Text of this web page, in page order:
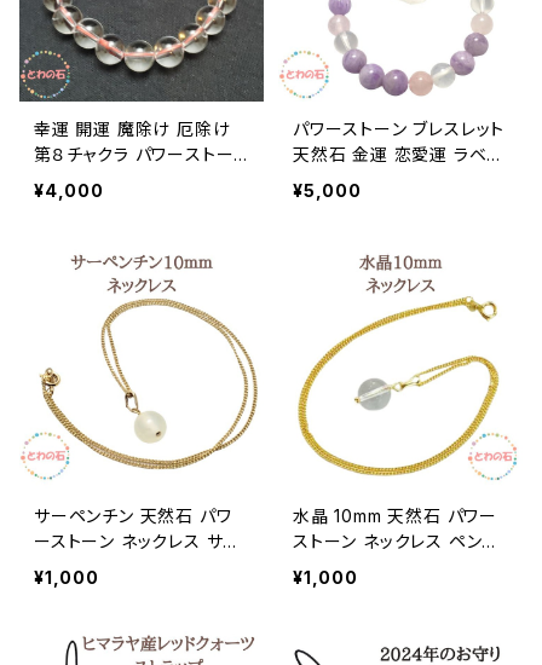
幸運 開運 魔除け 厄除け
第８チャクラ パワーストー
ン ブレスレット クリスタル
9ｍｍ パワーストーン ブレ
ィース メンズ プレゼント 占
い師が選んだ開運ブレス ギ
フト グッズ 誕生日プレゼン
ト アクセサリー
¥4,000
パワーストーン ブレスレット
天然石 金運 恋愛運 ラベン
ダーアメジスト ローズクォ
ーツ ミルキークォーツ 天然
送料無料 アクセサリー
¥5,000
サーペンチン 天然石 パワ
ーストーン ネックレス サー
ペンティン 健康運 活力 ペ
ンダント スピリチュアル 誕
0円ポッキリ 送料無料 10m
¥1,000
水晶 10mm 天然石 パワー
ストーン ネックレス ペンダ
ント クリスタル 開運 幸運
スピリチュアル 誕生日プレ
リ 送料無料 アクセサリー
¥1,000